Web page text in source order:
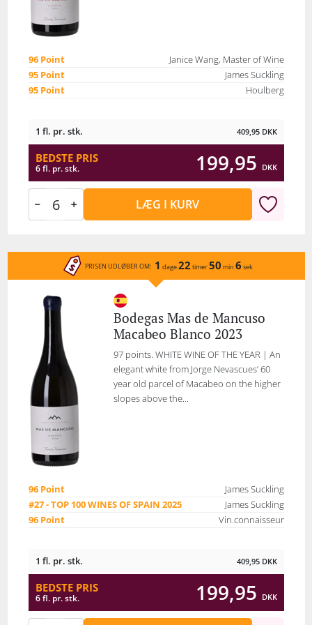
96 Point
Janice Wang, Master of Wine
95 Point
James Suckling
95 Point
Houlberg
1 fl. pr. stk. 409,95 DKK
BEDSTE PRIS
6 fl. pr. stk. 199,95 DKK
LÆG I KURV
PRISEN UDLØBER OM: 1 dage22 timer50 min 6 sek
Bodegas Mas de Mancuso
Macabeo Blanco 2023
97 points. WHITE WINE OF THE YEAR | An
elegant white from Jorge Nevascues’ 60
year old parcel of Macabeo on the higher
slopes above the...
96 Point
James Suckling
#27 - TOP 100 WINES OF SPAIN 2025
James Suckling
96 Point
Vin.connaisseur
1 fl. pr. stk. 409,95 DKK
BEDSTE PRIS
6 fl. pr. stk. 199,95 DKK